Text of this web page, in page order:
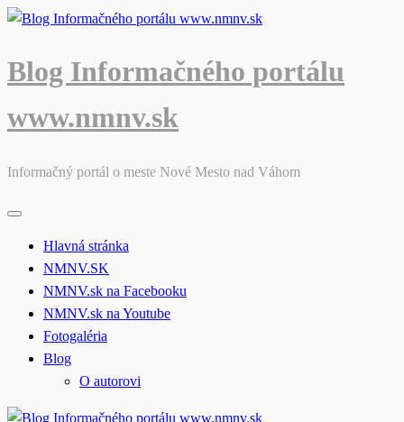
Skip
content
Blog Informačného portálu
www.nmnv.sk
Informačný portál o meste Nové Mesto nad Váhom
Hlavná stránka
NMNV.SK
NMNV.sk na Facebooku
NMNV.sk na Youtube
Fotogaléria
Blog
O autorovi